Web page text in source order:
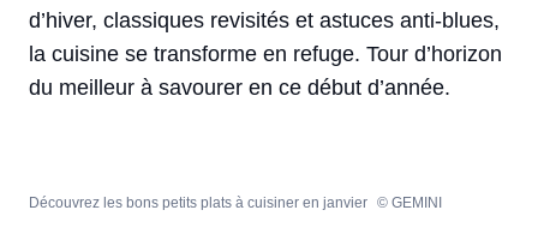
d’hiver, classiques revisités et astuces anti-blues,
la cuisine se transforme en refuge. Tour d’horizon
du meilleur à savourer en ce début d’année.
Découvrez les bons petits plats à cuisiner en janvier © GEMINI